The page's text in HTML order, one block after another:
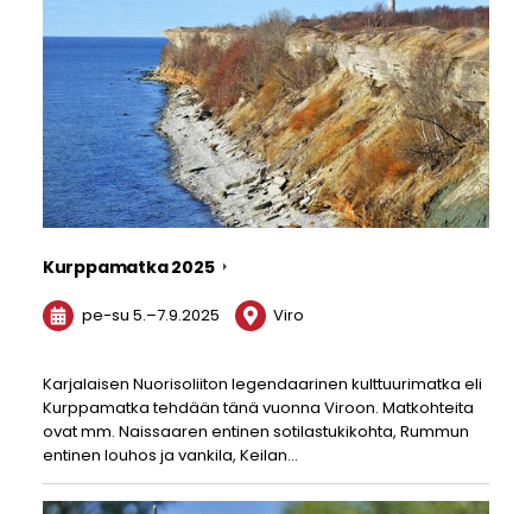
Kurppamatka 2025
pe-su 5.–7.9.2025 Viro
Karjalaisen Nuorisoliiton legendaarinen kulttuurimatka eli
Kurppamatka tehdään tänä vuonna Viroon. Matkohteita
ovat mm. Naissaaren entinen sotilastukikohta, Rummun
entinen louhos ja vankila, Keilan…